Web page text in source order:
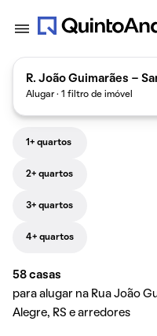
R. João Guimarães -
Alugar · 1 filtro de imóvel
1+ quartos
2+ quartos
3+ quartos
4+ quartos
58 casas
para alugar na Rua João
Alegre, RS e arredores